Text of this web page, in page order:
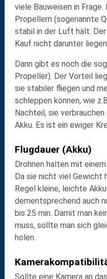
viele Bauweisen in
Propellern (sogenannte
stabil in der Luft hält.
Kauf nicht darunter
Dann gibt es noch die
Propeller). Der Vorteil
sie stabiler fliegen und
schleppen können, wie
Nachteil, sie
Akku. Es ist ein ewiger
Flugdauer (Akku)
Drohnen halten mit
Da sie nicht viel Gewicht
Regel kleine, leichte
dementsprechend auch
bis 25 min. Damit man
muss, sollte man sich
holen.
Sollte eine Kamera an